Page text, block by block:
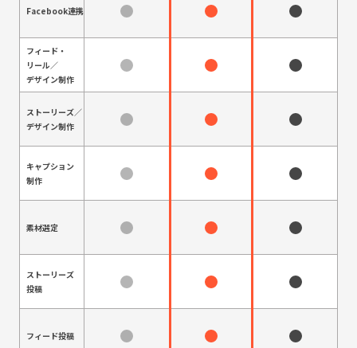
Facebook連携
フィード・
リール／
デザイン制作
ストーリーズ／
デザイン制作
キャプション
制作
素材選定
ストーリーズ
投稿
フィード投稿